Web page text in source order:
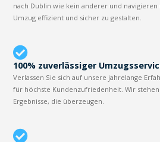
nach Dublin wie kein anderer und
Umzug effizient und sicher zu gestalten.
100% zuverlässiger
Verlassen Sie sich auf unsere jahrelange
für höchste Kundenzufriedenheit. Wir
Ergebnisse, die überzeugen.